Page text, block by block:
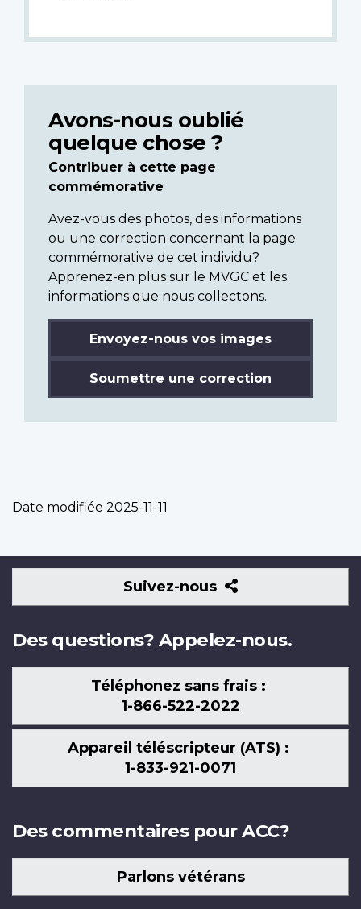
Avons-nous oublié
quelque chose ?
Contribuer à cette page
commémorative
Avez-vous des photos, des informations
ou une correction concernant la page
commémorative de cet individu?
Apprenez-en plus sur le MVGC et les
informations que nous collectons.
Envoyez-nous vos images
Soumettre une correction
Date modifiée 2025-11-11
Suivez-nous
Suivez-
nous
Des questions? Appelez-nous.
Téléphonez sans frais :
1-866-522-2022
Appareil téléscripteur (ATS) :
1-833-921-0071
Des commentaires pour ACC?
Parlons vétérans